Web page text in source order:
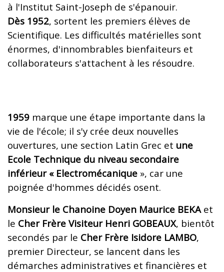
à l'Institut Saint-Joseph de s'épanouir.
Dès 1952, sortent les premiers élèves de
Scientifique. Les difficultés matérielles sont
énormes, d'innombrables bienfaiteurs et
collaborateurs s'attachent à les résoudre.
1959 marque une étape importante dans la
vie de l'école; il s'y crée deux nouvelles
ouvertures, une section Latin Grec et une
Ecole Technique du niveau secondaire
inférieur « Electromécanique », car une
poignée d'hommes décidés osent.
Monsieur le Chanoine Doyen Maurice BEKAet
le Cher Frère Visiteur Henri GOBEAUX, bientôt
secondés par le Cher Frère Isidore LAMBO,
premier Directeur, se lancent dans les
démarches administratives et financières et